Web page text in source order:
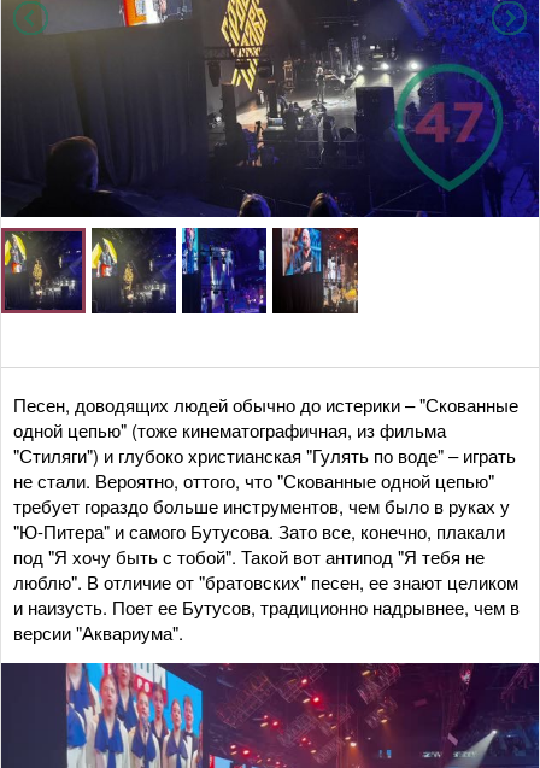
Песен, доводящих людей обычно до истерики – "Скованные
одной цепью" (тоже кинематографичная, из фильма
"Стиляги") и глубоко христианская "Гулять по воде" – играть
не стали. Вероятно, оттого, что "Скованные одной цепью"
требует гораздо больше инструментов, чем было в руках у
"Ю-Питера" и самого Бутусова. Зато все, конечно, плакали
под "Я хочу быть с тобой". Такой вот антипод "Я тебя не
люблю". В отличие от "братовских" песен, ее знают целиком
и наизусть. Поет ее Бутусов, традиционно надрывнее, чем в
версии "Аквариума".